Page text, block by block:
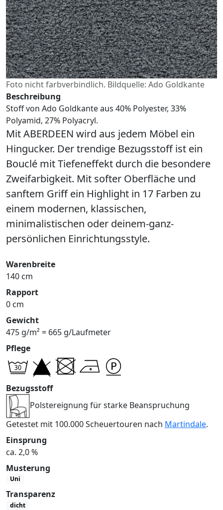
Foto nicht farbverbindlich. Bildquelle: Ado Goldkante
Beschreibung
Stoff von Ado Goldkante aus 40% Polyester, 33%
Polyamid, 27% Polyacryl.
Mit ABERDEEN wird aus jedem Möbel ein
Hingucker. Der trendige Bezugsstoff ist ein
Bouclé mit Tiefeneffekt durch die besondere
Zweifarbigkeit. Mit softer Oberfläche und
sanftem Griff ein Highlight in 17 Farben zu
einem modernen, klassischen,
minimalistischen oder deinem-ganz-
persönlichen Einrichtungsstyle.
Warenbreite
140 cm
Rapport
0 cm
Gewicht
475 g/m² = 665 g/Laufmeter
Pflege
Bezugsstoff
Polstereignung für starke Beanspruchung
Getestet mit 100.000 Scheuertouren nach Martindale.
Einsprung
ca. 2,0 %
Musterung
Uni
Transparenz
dicht